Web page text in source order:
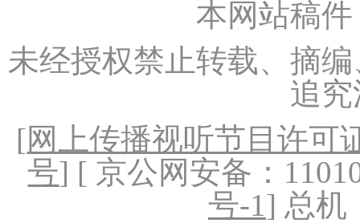
本网站稿
未经授权禁止转载、摘
追
[网上传播视听节目许可
号] [ 京公网安备：
号-1] 总机